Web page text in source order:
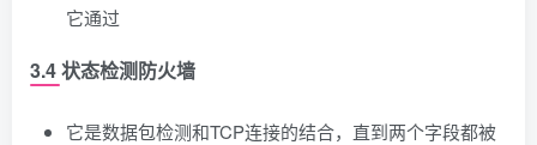
它通过
3.4 状态检测防火墙
它是数据包检测和TCP连接的结合，直到两个字段都被